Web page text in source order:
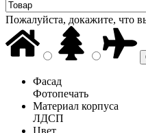
Пожалуйста, докажите, что
Фасад
Фотопечать
Материал корпуса
ЛДСП
Цвет